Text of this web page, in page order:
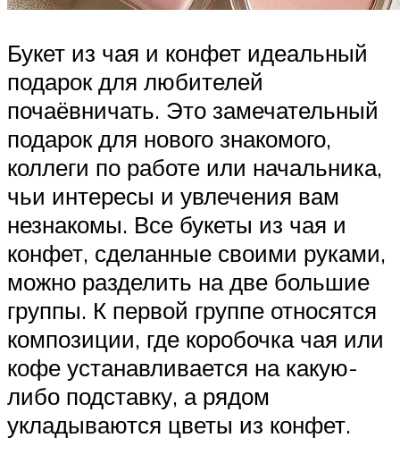
Букет из чая и конфет идеальный
подарок для любителей
почаёвничать. Это замечательный
подарок для нового знакомого,
коллеги по работе или начальника,
чьи интересы и увлечения вам
незнакомы. Все букеты из чая и
конфет, сделанные своими руками,
можно разделить на две большие
группы. К первой группе относятся
композиции, где коробочка чая или
кофе устанавливается на какую-
либо подставку, а рядом
укладываются цветы из конфет.